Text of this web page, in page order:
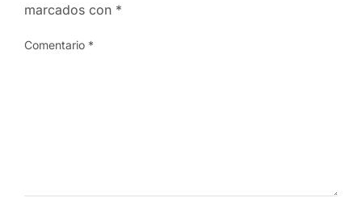
marcados con *
Comentario *